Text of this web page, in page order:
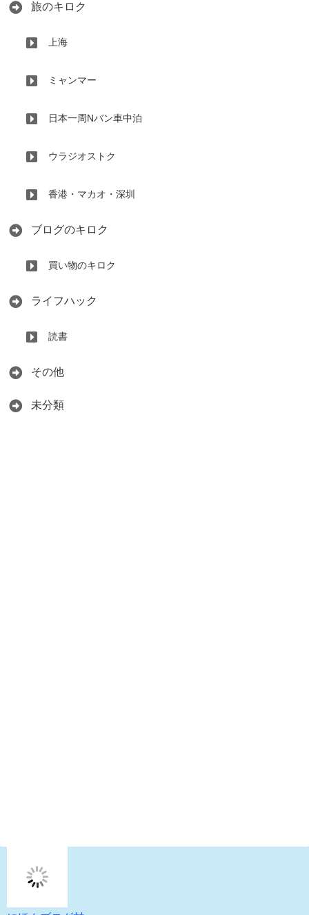
旅のキロク
上海
ミャンマー
日本一周Nバン車中泊
ウラジオストク
香港・マカオ・深圳
ブログのキロク
買い物のキロク
ライフハック
読書
その他
未分類